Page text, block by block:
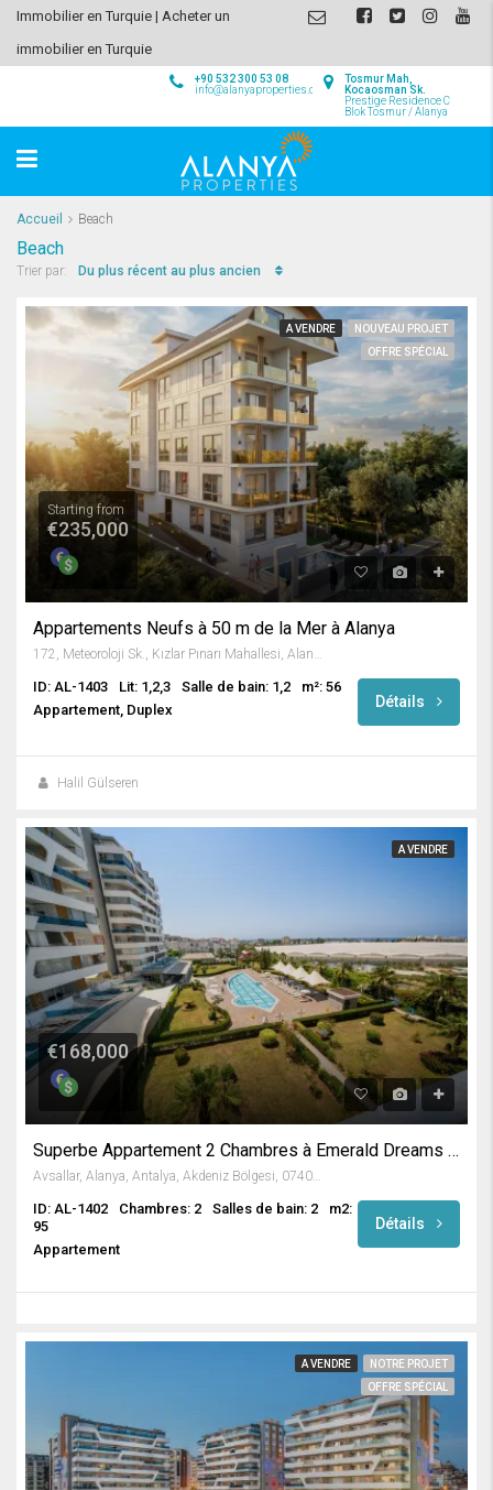
Immobilier en Turquie | Acheter un
immobilier en Turquie
Tosmur Mah,
Kocaosman Sk.
Prestige Residence C
Blok Tosmur / Alanya
+90 532 300 53 08
info@alanyaproperties.com
Accueil Beach
Beach
Trier par: Du plus récent au plus ancien
A VENDRE
NOUVEAU PROJET
OFFRE SPÉCIAL
Starting from
€235,000
Appartements Neufs à 50 m de la Mer à Alanya
172, Meteoroloji Sk., Kızlar Pınarı Mahallesi, Alanya, Antalya, Akdeniz Bölgesi, 07400, Türkiye
ID: AL-1403 Lit: 1,2,3 Salle de bain: 1,2
m²: 56
Appartement, Duplex
Détails
Halil Gülseren
A VENDRE
€168,000
Superbe Appartement 2 Chambres à Emerald Dreams / Avsallar
ID: AL-1402 Chambres: 2 Salles de bain: 2
m2:
95
Appartement
Détails
A VENDRE
NOTRE PROJET
OFFRE SPÉCIAL